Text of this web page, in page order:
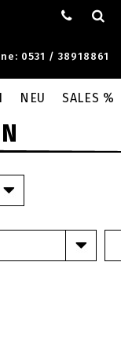
0531 / 38918861
NEU SALES %